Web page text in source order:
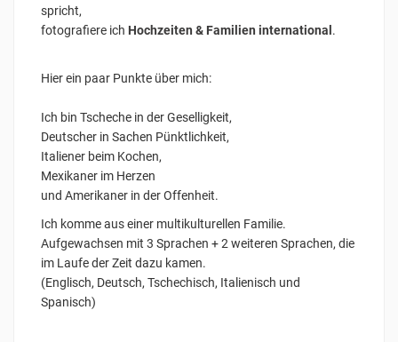
spricht,
fotografiere ich Hochzeiten & Familien international .
Hier ein paar Punkte über mich:
Ich bin Tscheche in der Geselligkeit,
Deutscher in Sachen Pünktlichkeit,
Italiener beim Kochen,
Mexikaner im Herzen
und Amerikaner in der Offenheit.
Ich komme aus einer multikulturellen Familie.
Aufgewachsen mit 3 Sprachen + 2 weiteren Sprachen, die
im Laufe der Zeit dazu kamen.
(Englisch, Deutsch, Tschechisch, Italienisch und
Spanisch)